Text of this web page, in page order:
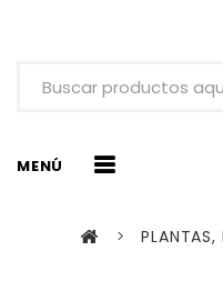
MENÚ
> PLANTAS,